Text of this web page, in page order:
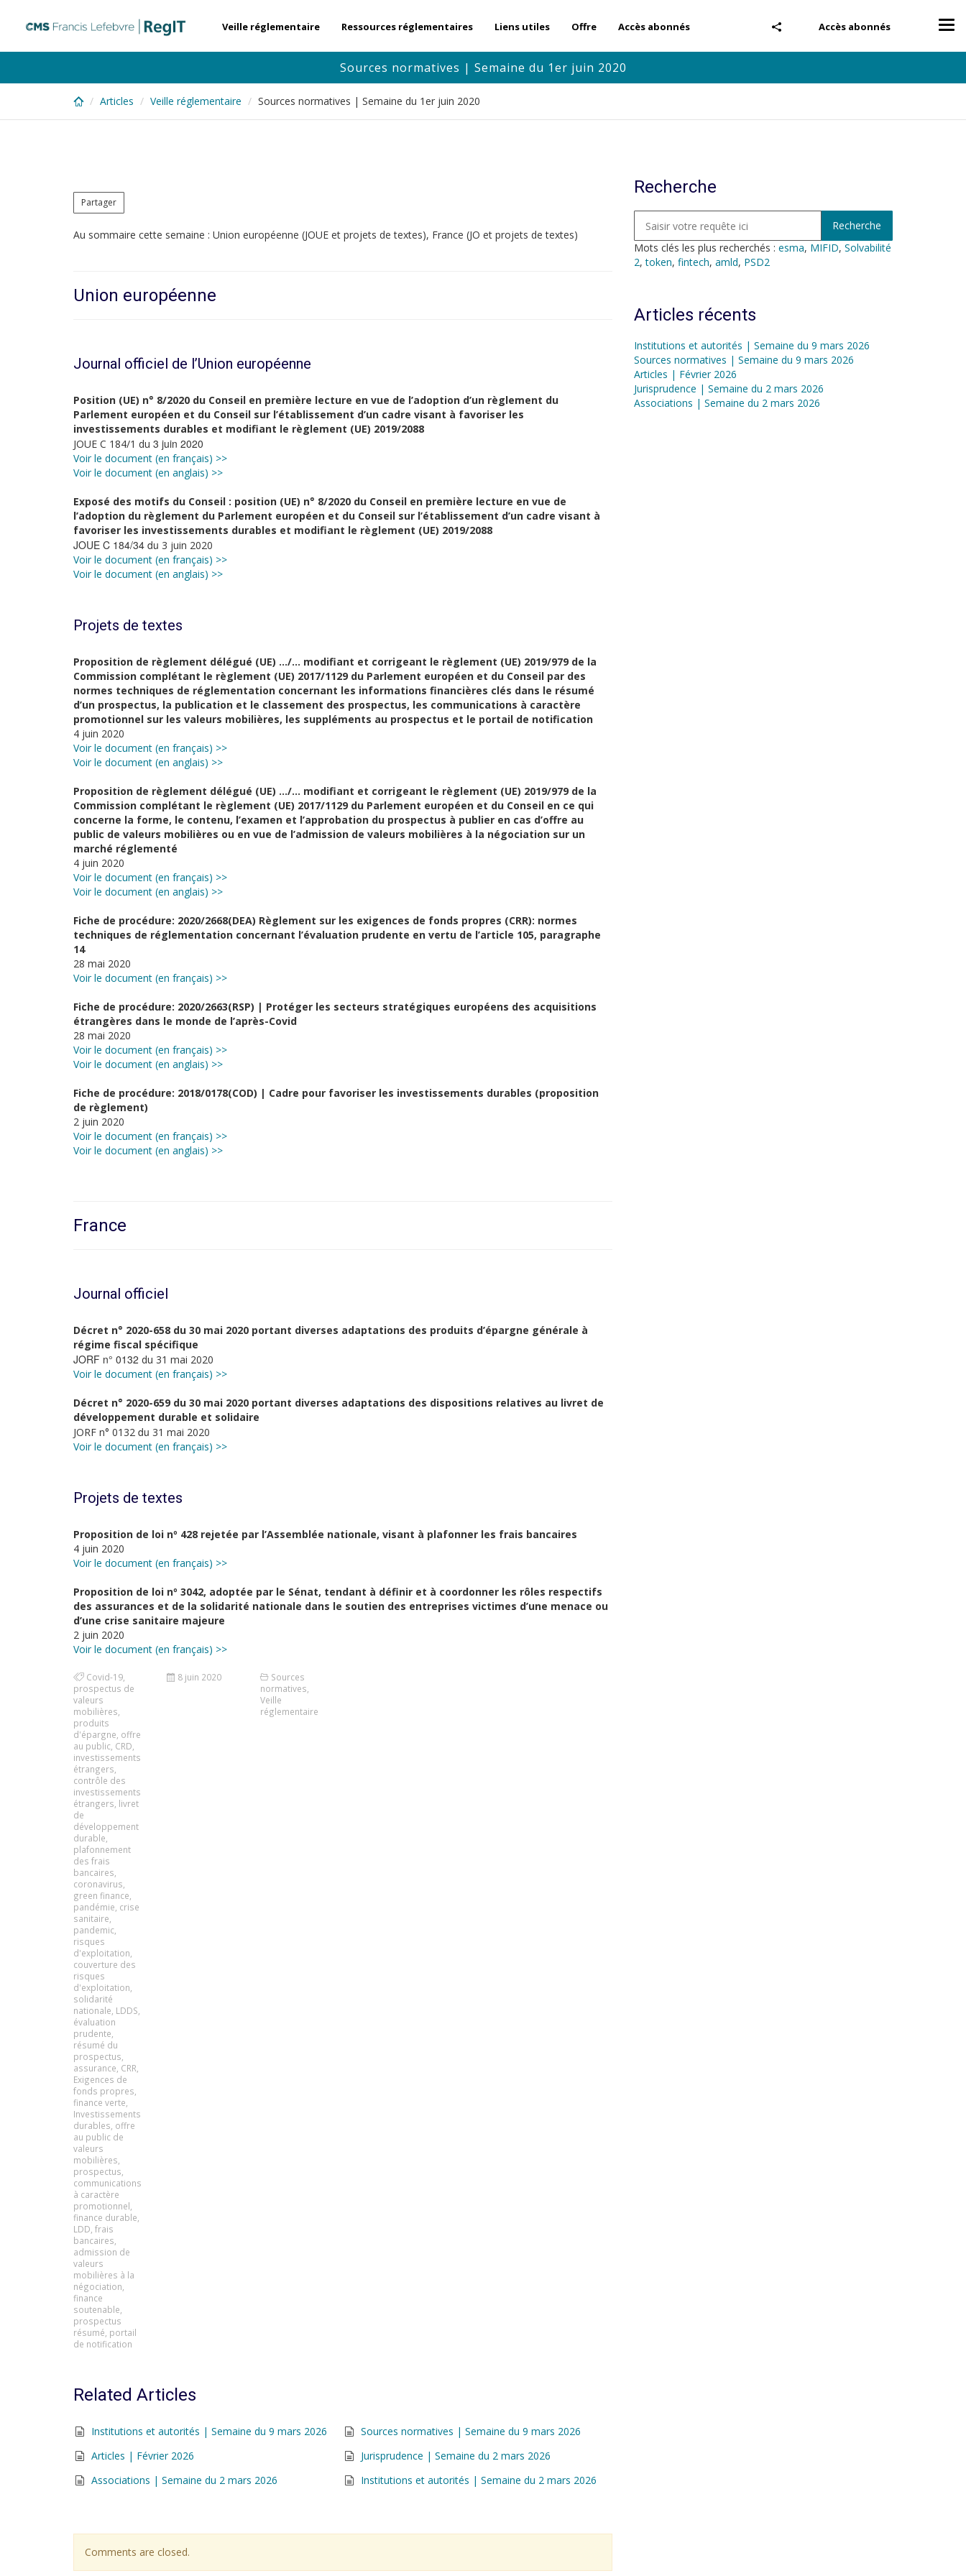
content
Accès abonnés
Veille réglementaire Ressources réglementaires Liens utiles Offre Accès abonnés
Sources normatives | Semaine du 1er juin 2020
Articles Veille réglementaire Sources normatives | Semaine du 1er juin 2020
Partager
Au sommaire cette semaine : Union européenne (JOUE et projets de textes), France (JO et projets de textes)
Union européenne
Journal officiel de l’Union européenne
Position (UE) n° 8/2020 du Conseil en première lecture en vue de l’adoption d’un règlement du
Parlement européen et du Conseil sur l’établissement d’un cadre visant à favoriser les
investissements durables et modifiant le règlement (UE) 2019/2088
JOUE C 184/1 du 3 juin 2020
Voir le document (en français) >>
Voir le document (en anglais) >>
Exposé des motifs du Conseil : position (UE) n° 8/2020 du Conseil en première lecture en vue de
l’adoption du règlement du Parlement européen et du Conseil sur l’établissement d’un cadre visant à
favoriser les investissements durables et modifiant le règlement (UE) 2019/2088
JOUE C 184/34 du 3 juin 2020
Voir le document (en français) >>
Voir le document (en anglais) >>
Projets de textes
Proposition de règlement délégué (UE) …/… modifiant et corrigeant le règlement (UE) 2019/979 de la
Commission complétant le règlement (UE) 2017/1129 du Parlement européen et du Conseil par des
normes techniques de réglementation concernant les informations financières clés dans le résumé
d’un prospectus, la publication et le classement des prospectus, les communications à caractère
promotionnel sur les valeurs mobilières, les suppléments au prospectus et le portail de notification
4 juin 2020
Voir le document (en français) >>
Voir le document (en anglais) >>
Proposition de règlement délégué (UE) …/… modifiant et corrigeant le règlement (UE) 2019/979 de la
Commission complétant le règlement (UE) 2017/1129 du Parlement européen et du Conseil en ce qui
concerne la forme, le contenu, l’examen et l’approbation du prospectus à publier en cas d’offre au
public de valeurs mobilières ou en vue de l’admission de valeurs mobilières à la négociation sur un
marché réglementé
4 juin 2020
Voir le document (en français) >>
Voir le document (en anglais) >>
Fiche de procédure: 2020/2668(DEA) Règlement sur les exigences de fonds propres (CRR): normes
techniques de réglementation concernant l’évaluation prudente en vertu de l’article 105, paragraphe
14
28 mai 2020
Voir le document (en français) >>
Fiche de procédure: 2020/2663(RSP) | Protéger les secteurs stratégiques européens des acquisitions
étrangères dans le monde de l’après-Covid
28 mai 2020
Voir le document (en français) >>
Voir le document (en anglais) >>
Fiche de procédure: 2018/0178(COD) | Cadre pour favoriser les investissements durables (proposition
de règlement)
2 juin 2020
Voir le document (en français) >>
Voir le document (en anglais) >>
France
Journal officiel
Décret n° 2020-658 du 30 mai 2020 portant diverses adaptations des produits d’épargne générale à
régime fiscal spécifique
JORF n° 0132 du 31 mai 2020
Voir le document (en français) >>
Décret n° 2020-659 du 30 mai 2020 portant diverses adaptations des dispositions relatives au livret de
développement durable et solidaire
JORF n° 0132 du 31 mai 2020
Voir le document (en français) >>
Projets de textes
Proposition de loi nº 428 rejetée par l’Assemblée nationale, visant à plafonner les frais bancaires
4 juin 2020
Voir le document (en français) >>
Proposition de loi nº 3042, adoptée par le Sénat, tendant à définir et à coordonner les rôles respectifs
des assurances et de la solidarité nationale dans le soutien des entreprises victimes d’une menace ou
d’une crise sanitaire majeure
2 juin 2020
Voir le document (en français) >>
Covid-19
prospectus de
valeurs
mobilières
produits
d'épargne offre
au public CRD
investissements
étrangers
contrôle des
investissements
étrangers livret
de
développement
durable
plafonnement
des frais
bancaires
coronavirus
green finance
pandémie crise
sanitaire
pandemic
risques
d'exploitation
couverture des
risques
d'exploitation
solidarité
nationale LDDS
évaluation
prudente
résumé du
prospectus
assurance CRR
Exigences de
fonds propres
finance verte
Investissements
durables offre
au public de
valeurs
mobilières
prospectus
communications
à caractère
promotionnel
finance durable
LDD frais
bancaires
admission de
valeurs
mobilières à la
négociation
finance
soutenable
prospectus
résumé portail
de notification
8 juin 2020
Sources
normatives
Veille
réglementaire
Related Articles
Institutions et autorités | Semaine du 9 mars 2026
Sources normatives | Semaine du 9 mars 2026
Articles | Février 2026
Jurisprudence | Semaine du 2 mars 2026
Associations | Semaine du 2 mars 2026
Institutions et autorités | Semaine du 2 mars 2026
Comments are closed.
Recherche
Mots clés les plus recherchés : esma, MIFID, Solvabilité
2,token, fintech, amld, PSD2
Articles récents
Institutions et autorités | Semaine du 9 mars 2026
Sources normatives | Semaine du 9 mars 2026
Articles | Février 2026
Jurisprudence | Semaine du 2 mars 2026
Associations | Semaine du 2 mars 2026